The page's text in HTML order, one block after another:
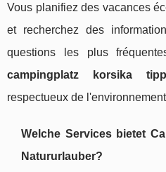
Vous planifiez des vacances
et recherchez des
questions les plus
campingplatz korsika
respectueux de
Welche Services bietet
Natururlauber?